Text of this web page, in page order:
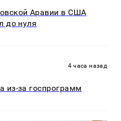
Аравии в США
до нуля
4 часа назад
из-за госпрограмм